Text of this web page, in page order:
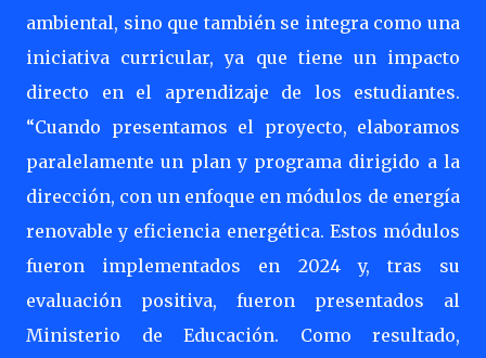
ambiental, sino que también se integra como una
iniciativa curricular, ya que tiene un impacto
directo en el aprendizaje de los estudiantes.
“Cuando presentamos el proyecto, elaboramos
paralelamente un plan y programa dirigido a la
dirección, con un enfoque en módulos de energía
renovable y eficiencia energética. Estos módulos
fueron implementados en 2024 y, tras su
evaluación positiva, fueron presentados al
Ministerio de Educación. Como resultado,